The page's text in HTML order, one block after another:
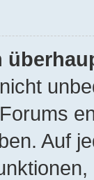
Auf